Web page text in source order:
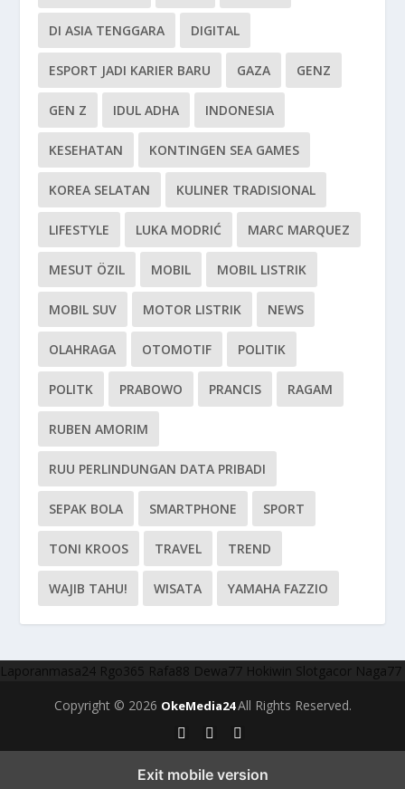
DI ASIA TENGGARA DIGITAL
ESPORT JADI KARIER BARU GAZA GENZ
GEN Z IDUL ADHA INDONESIA
KESEHATAN KONTINGEN SEA GAMES
KOREA SELATAN KULINER TRADISIONAL
LIFESTYLE LUKA MODRIĆ MARC MARQUEZ
MESUT ÖZIL MOBIL MOBIL LISTRIK
MOBIL SUV MOTOR LISTRIK NEWS
OLAHRAGA OTOMOTIF POLITIK
POLITK PRABOWO PRANCIS RAGAM
RUBEN AMORIM
RUU PERLINDUNGAN DATA PRIBADI
SEPAK BOLA SMARTPHONE SPORT
TONI KROOS TRAVEL TREND
WAJIB TAHU! WISATA YAMAHA FAZZIO
Laporanmasa24 Rgo365 Rafa88 Dewa77 Hokiwin Slotgacor Naga77
Copyright © 2026 OkeMedia24All Rights Reserved.
Exit mobile version